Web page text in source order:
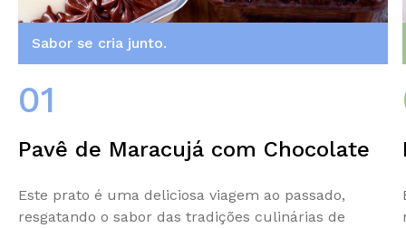
01
Pavê de Maracujá com Chocolate
Este prato é uma deliciosa viagem ao passado,
resgatando o sabor das tradições culinárias de
Sabor se cria junto.